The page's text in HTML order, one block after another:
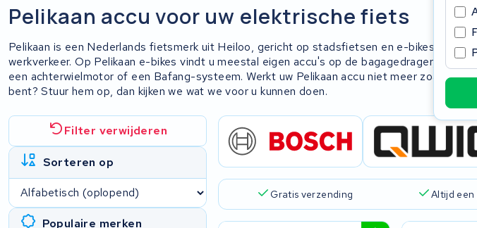
Pelikaan accu voor uw elektrische fiets
Pelikaan is een Nederlands fietsmerk uit Heiloo, gericht op stadsfietsen en e-bikes voor
werkverkeer. Op Pelikaan e-bikes vindt u meestal eigen accu's op de bagagedrager,
een achterwielmotor of een Bafang-systeem. Werkt uw Pelikaan accu niet meer zoals u
bent? Stuur hem op, dan kijken we wat we voor u kunnen doen.
Filter verwijderen
Sorteren op
Populaire merken
Gratis verzending Altijd een
Begin te typen in de